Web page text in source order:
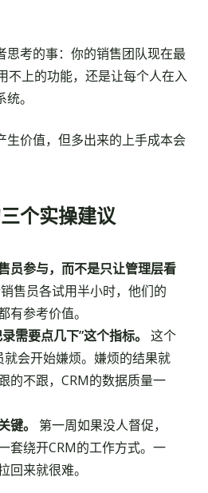
思考的事：你的销售团队现在最
不上的功能，还是让每个人在入
。
生价值，但多出来的上手成本会
个实操建议
员参与，而不是只让管理层看
售员各试用半小时，他们的
有参考价值。
需要点几下”这个指标。 这个
会开始嫌烦。嫌烦的结果就
的不跟，CRM的数据质量一
键。
第一周如果没人督促，
套绕开CRM的工作方式。一
回来就很难。